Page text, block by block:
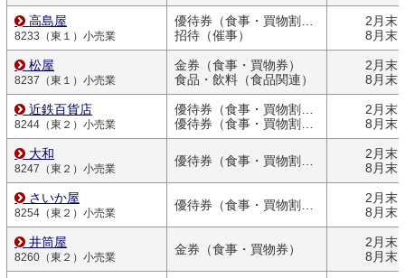
高島屋
8233（東１）小売業
優待券（食事・買物割引券）
招待（催事）
2月末
8月末
松屋
8237（東１）小売業
金券（食事・買物券）
食品・飲料（食品関連）
2月末
8月末
近鉄百貨店
8244（東２）小売業
優待券（食事・買物割引券）
優待券（食事・買物割引券）
2月末
8月末
大和
8247（東２）小売業
優待券（食事・買物割引券）
2月末
8月末
さいか屋
8254（東２）小売業
優待券（食事・買物割引券）
2月末
8月末
井筒屋
8260（東２）小売業
金券（食事・買物券）
2月末
8月末